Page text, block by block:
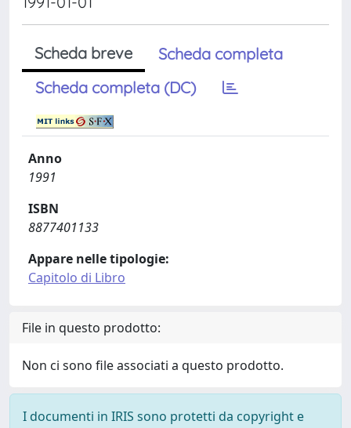
Scheda breve
Scheda completa
Scheda completa (DC)
Anno
1991
ISBN
8877401133
Appare nelle tipologie:
Capitolo di Libro
File in questo prodotto:
Non ci sono file associati a questo prodotto.
I documenti in IRIS sono protetti da copyright e